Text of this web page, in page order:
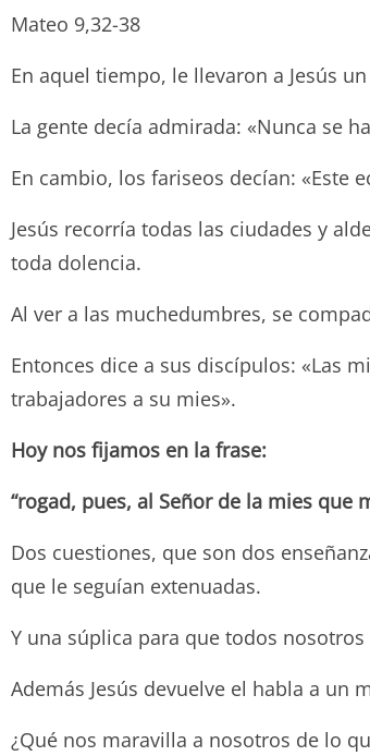
Mateo 9,32-38
En aquel tiempo, le llevaron a Jesús
La gente decía admirada: «Nunca se
En cambio, los fariseos decían: «Este
Jesús recorría todas las ciudades y
toda dolencia.
Al ver a las muchedumbres, se
Entonces dice a sus discípulos: «Las
trabajadores a su mies».
Hoy nos fijamos en la frase:
“rogad, pues, al Señor de la mies que
Dos cuestiones, que son dos
que le seguían extenuadas.
Y una súplica para que todos
Además Jesús devuelve el habla a un
¿Qué nos maravilla a nosotros de lo